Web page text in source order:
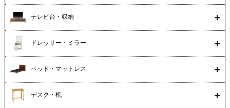
テレビ台・収納
ドレッサー・ミラー
ベッド・マットレス
デスク・机